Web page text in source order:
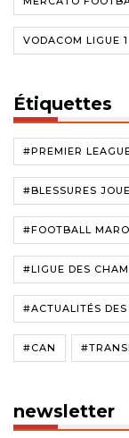
VODACOM LIGUE 1
Étiquettes
#PREMIER
#BLESSURES
#FOOTBALL
#LIGUE DES
#ACTUALITÉS DES
#CAN
newsletter